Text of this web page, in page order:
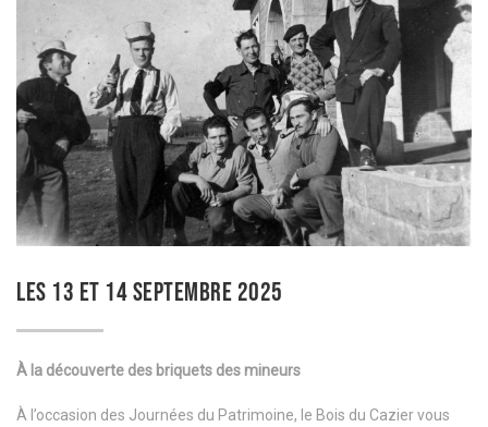
LES 13 ET 14 SEPTEMBRE 2025
À la découverte des briquets des mineurs
À l’occasion des Journées du Patrimoine, le Bois du Cazier vous